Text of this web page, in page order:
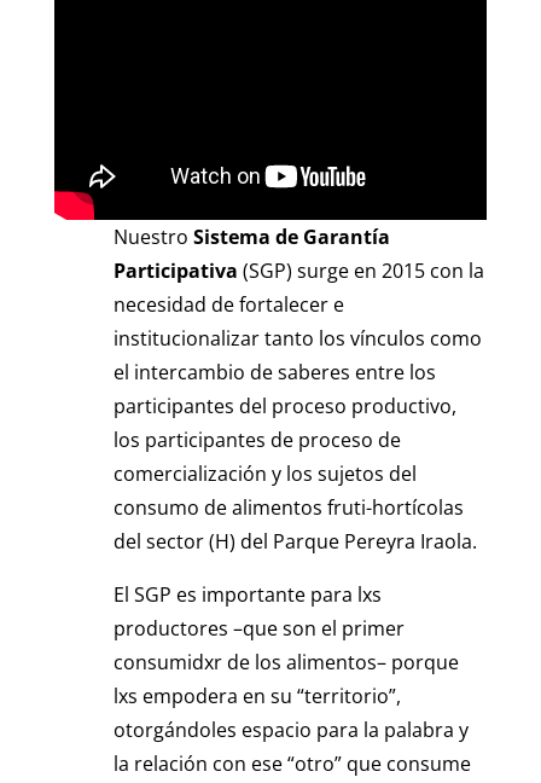
Nuestro Sistema de Garantía
Participativa (SGP) surge en 2015 con la
necesidad de fortalecer e
institucionalizar tanto los vínculos como
el intercambio de saberes entre los
participantes del proceso productivo,
los participantes de proceso de
comercialización y los sujetos del
consumo de alimentos fruti-hortícolas
del sector (H) del Parque Pereyra Iraola.
El SGP es importante para lxs
productores –que son el primer
consumidxr de los alimentos– porque
lxs empodera en su “territorio”,
otorgándoles espacio para la palabra y
la relación con ese “otro” que consume